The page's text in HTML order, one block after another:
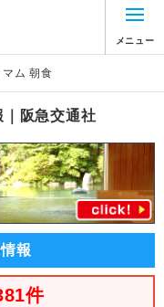
メニュー
マム 朝食
｜阪急交通社
報
件